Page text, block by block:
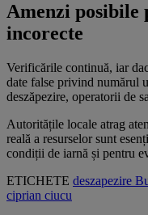
Amenzi
incorecte
Verificările continuă, iar
date false privind numărul
deszăpezire, operatorii de
Autoritățile locale atrag
reală a resurselor sunt
condiții de iarnă și pentru
ETICHETE deszapezire
ciprian ciucu